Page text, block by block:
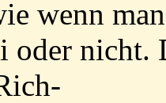
wenn
oder nicht.